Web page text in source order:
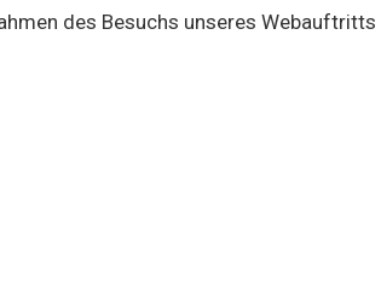
des Besuchs unseres